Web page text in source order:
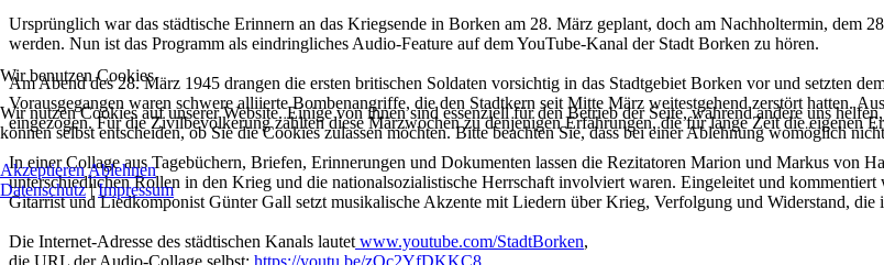
Ursprünglich war das städtische Erinnern an das Kriegsende in Borken am 28. März geplant, doch am Nachholtermin, dem
werden. Nun ist das Programm als eindringliches Audio-Feature auf dem YouTube-Kanal der Stadt Borken zu hören.
Am Abend des 28. März 1945 drangen die ersten britischen Soldaten vorsichtig in das Stadtgebiet Borken vor und setzten
Vorausgegangen waren schwere alliierte Bombenangriffe, die den Stadtkern seit Mitte März weitestgehend zerstört hatten.
eingezogen. Für die Zivilbevölkerung zählten diese Märzwochen zu denjenigen Erfahrungen, die für lange Zeit die eigenen
In einer Collage aus Tagebüchern, Briefen, Erinnerungen und Dokumenten lassen die Rezitatoren Marion und Markus von
unterschiedlichen Rollen in den Krieg und die nationalsozialistische Herrschaft involviert waren. Eingeleitet und
Gitarrist und Liedkomponist Günter Gall setzt musikalische Akzente mit Liedern über Krieg, Verfolgung und Widerstand, die
Die Internet-Adresse des städtischen Kanals lautet www.youtube.com/StadtBorken,
die URL der Audio-Collage selbst: https://youtu.be/zOc2YfDKKC8
Wir benutzen Cookies
Wir nutzen Cookies auf unserer Website. Einige von ihnen sind essenziell für den Betrieb der Seite, während andere uns
können selbst entscheiden, ob Sie die Cookies zulassen möchten. Bitte beachten Sie, dass bei einer Ablehnung womöglich
AkzeptierenAblehnen
Datenschutz|Impressum